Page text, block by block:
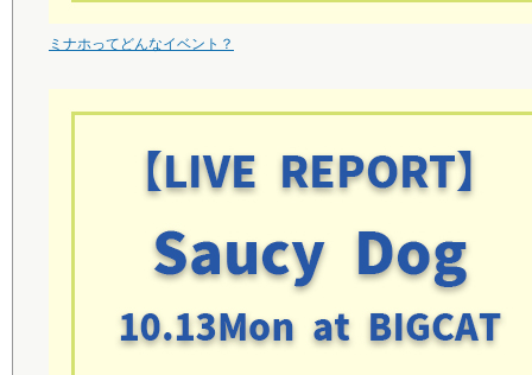
ミナホってどんなイベント？